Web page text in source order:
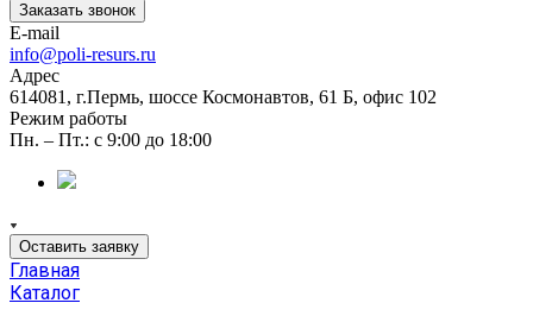
Заказать звонок
E-mail
info@poli-resurs.ru
Адрес
614081, г.Пермь, шоссе Космонавтов, 61 Б, офис 102
Режим работы
Пн. – Пт.: с 9:00 до 18:00
Оставить заявку
Главная
Каталог